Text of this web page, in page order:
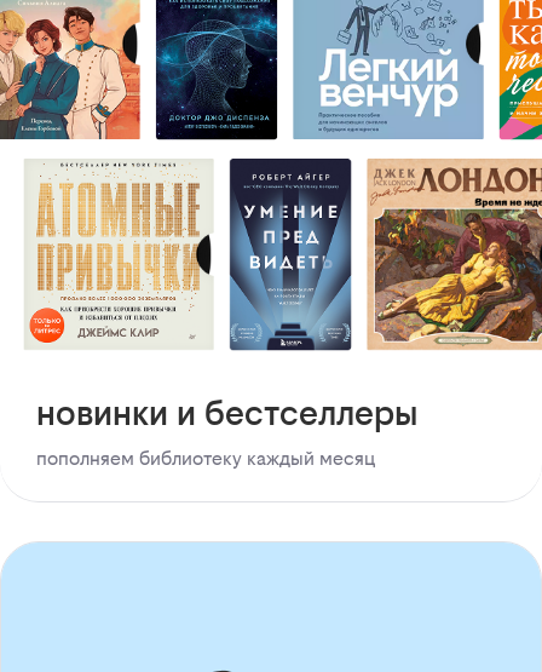
новинки и бестселлеры
пополняем библиотеку каждый месяц